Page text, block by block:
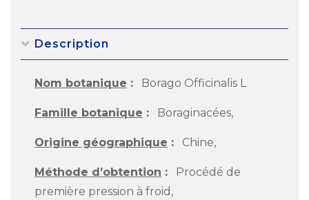
Description
Nom botanique : Borago Officinalis L
Famille botanique : Boraginacées,
Origine géographique : Chine,
Méthode d’obtention :
Procédé de
première pression à froid,